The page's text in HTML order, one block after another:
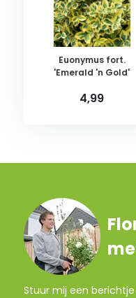
Euonymus fort.
'Emerald 'n Gold'
4,99
Stuur mij een